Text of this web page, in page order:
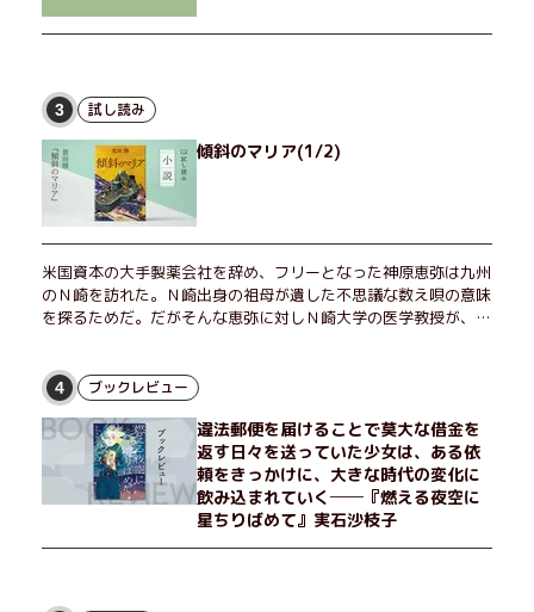
3 試し読み
傾斜のマリア(1/2)
米国資本の大手製薬会社を辞め、フリーとなった神原恵弥は九州
のＮ崎を訪れた。Ｎ崎出身の祖母が遺した不思議な数え唄の意味
を探るためだ。だがそんな恵弥に対しＮ崎大学の医学教授が、米
恵弥は、まるで影のような存在の博士とまみえることはできるの
か？ そして、唄の歌詞「かたむくマリア」に込められた秘密と
は？ 謎めいたラストが鮮烈な余韻を残すシリーズ第四作！
4 ブックレビュー
違法郵便を届けることで莫大な借金を
返す日々を送っていた少女は、ある依
頼をきっかけに、大きな時代の変化に
飲み込まれていく──『燃える夜空に
星ちりばめて』実石沙枝子